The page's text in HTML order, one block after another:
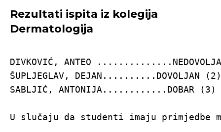
Rezultati ispita iz kolegija
Dermatologija
DIVKOVIĆ, ANTEO
ŠUPLJEGLAV, DEJAN..........DOVOLJAN (2)
SABLJIĆ, ANTONIJA............DOBAR (3)
U slučaju da studenti imaju primjedbe